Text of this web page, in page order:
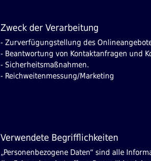
Zweck der Verarbeitung
- Zurverfügungstellung des
- Beantwortung von Kontaktanfragen und
- Sicherheitsmaßnahmen.
- Reichweitenmessung/Marketing
Verwendete Begrifflichkeiten
„Personenbezogene Daten“ sind alle